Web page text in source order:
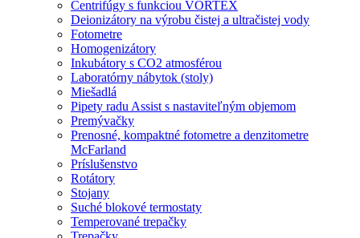
Centrifúgy s funkciou VORTEX
Deionizátory na výrobu čistej a ultračistej vody
Fotometre
Homogenizátory
Inkubátory s CO2 atmosférou
Laboratórny nábytok (stoly)
Miešadlá
Pipety radu Assist s nastaviteľným objemom
Premývačky
Prenosné, kompaktné fotometre a denzitometre
McFarland
Príslušenstvo
Rotátory
Stojany
Suché blokové termostaty
Temperované trepačky